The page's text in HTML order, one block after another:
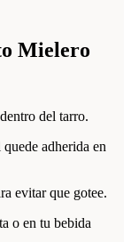
Mielero
dentro del tarro.
adherida en
evitar que gotee.
o en tu bebida